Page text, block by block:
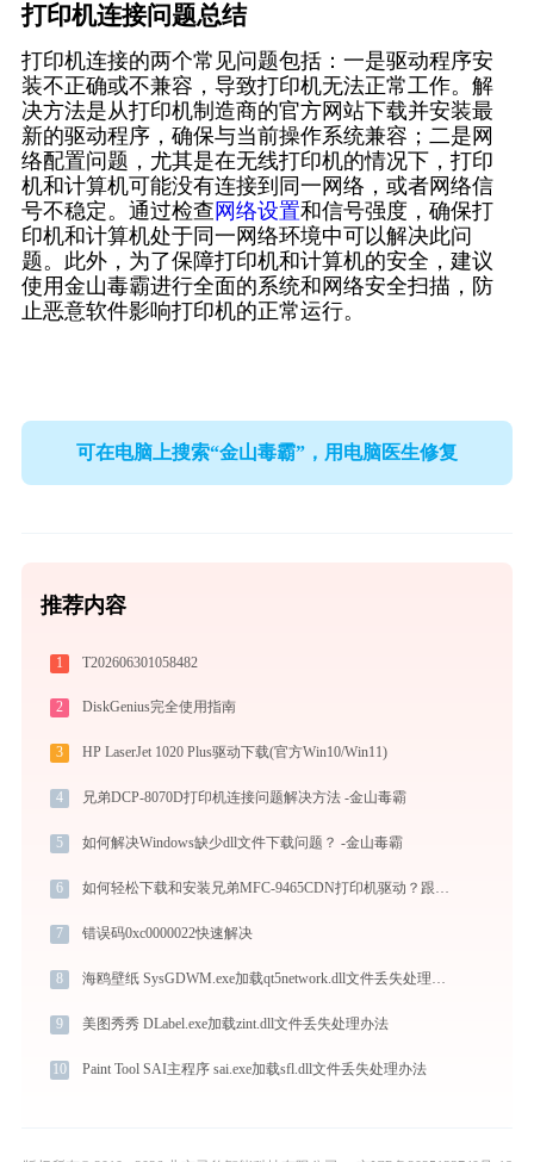
打印机连接问题总结
打印机连接的两个常见问题包括：一是驱动程序安
装不正确或不兼容，导致打印机无法正常工作。解
决方法是从打印机制造商的官方网站下载并安装最
新的驱动程序，确保与当前操作系统兼容；二是网
络配置问题，尤其是在无线打印机的情况下，打印
机和计算机可能没有连接到同一网络，或者网络信
号不稳定。通过检查 网络设置和信号强度，确保打
印机和计算机处于同一网络环境中可以解决此问
题。此外，为了保障打印机和计算机的安全，建议
使用金山毒霸进行全面的系统和网络安全扫描，防
止恶意软件影响打印机的正常运行。
可在电脑上搜索“金山毒霸”，用电脑医生修复
推荐内容
1 T202606301058482
2 DiskGenius完全使用指南
3 HP LaserJet 1020 Plus驱动下载(官方Win10/Win11)
4 兄弟DCP-8070D打印机连接问题解决方法 -金山毒霸
5 如何解决Windows缺少dll文件下载问题？ -金山毒霸
6 如何轻松下载和安装兄弟MFC-9465CDN打印机驱动？跟着这篇指南走
7 错误码0xc0000022快速解决
8 海鸥壁纸 SysGDWM.exe加载qt5network.dll文件丢失处理办法
9 美图秀秀 DLabel.exe加载zint.dll文件丢失处理办法
10 Paint Tool SAI主程序 sai.exe加载sfl.dll文件丢失处理办法